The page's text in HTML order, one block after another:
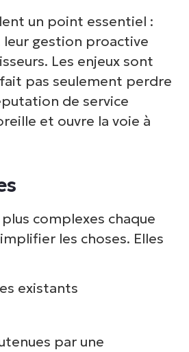
un point essentiel :
leur gestion proactive
Les enjeux sont
pas seulement perdre
de service
et ouvre la voie à
complexes chaque
les choses. Elles
existants
par une